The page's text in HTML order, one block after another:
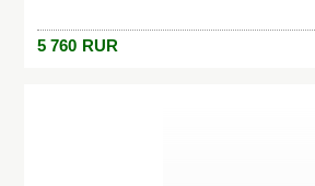
5 760 RUR